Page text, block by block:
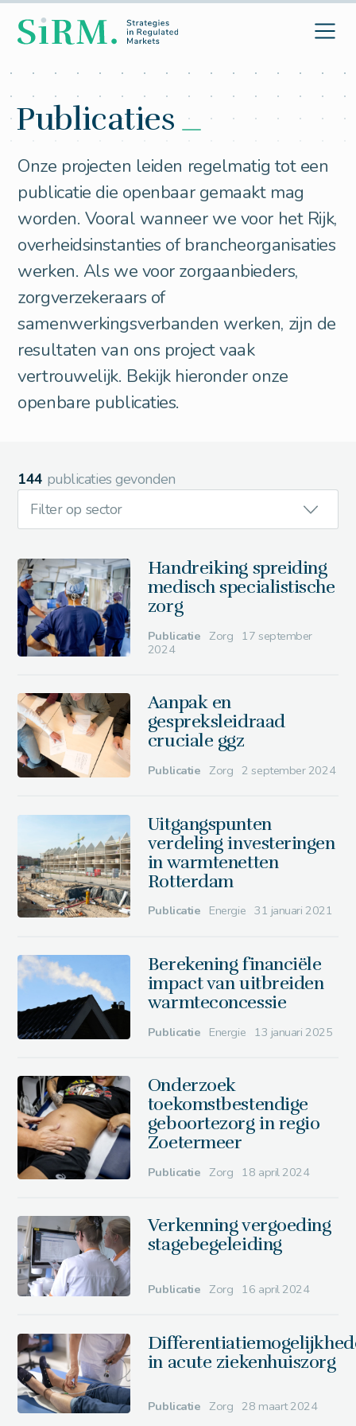
Publicaties
Onze projecten leiden regelmatig tot een
publicatie die openbaar gemaakt mag
worden. Vooral wanneer we voor het Rijk,
overheidsinstanties of brancheorganisaties
werken. Als we voor zorgaanbieders,
zorgverzekeraars of
samenwerkingsverbanden werken, zijn de
resultaten van ons project vaak
vertrouwelijk. Bekijk hieronder onze
openbare publicaties.
144 publicaties gevonden
Filter op sector
Handreiking spreiding
medisch specialistische
zorg
Publicatie Zorg 17 september
2024
Aanpak en
gespreksleidraad
cruciale ggz
Publicatie Zorg 2 september 2024
Uitgangspunten
verdeling investeringen
in warmtenetten
Rotterdam
Publicatie Energie 31 januari 2021
Berekening financiële
impact van uitbreiden
warmteconcessie
Publicatie Energie 13 januari 2025
Onderzoek
toekomstbestendige
geboortezorg in regio
Zoetermeer
Publicatie Zorg 18 april 2024
Verkenning vergoeding
stagebegeleiding
Publicatie Zorg 16 april 2024
in acute ziekenhuiszorg
Publicatie Zorg 28 maart 2024